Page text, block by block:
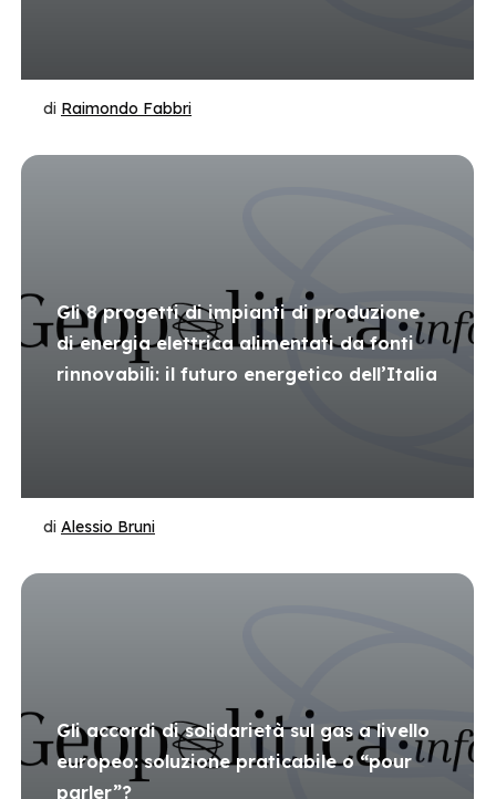
di Raimondo Fabbri
Gli 8 progetti di impianti di produzione
di energia elettrica alimentati da fonti
rinnovabili: il futuro energetico dell’Italia
di Alessio Bruni
Gli accordi di solidarietà sul gas a livello
europeo: soluzione praticabile o “pour
parler”?